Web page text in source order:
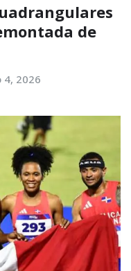
de
4, 2026